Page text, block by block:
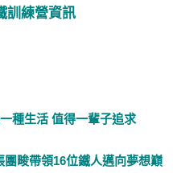
訓練營資訊
種生活 值得一輩子追求
畯帶領16位鐵人邁向夢想巔